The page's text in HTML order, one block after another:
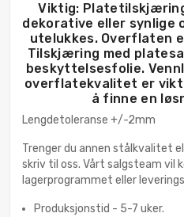
Viktig:
dekorative eller synlige
utelukkes. Overflaten
Tilskjæring med
beskyttelsesfolie.
overflatekvalitet er
å finne en
Lengdetoleranse +/-2mm
Trenger du annen stålkvalitet
skriv til oss. Vårt salgsteam vil
lagerprogrammet eller
Produksjonstid - 5-7 uker.